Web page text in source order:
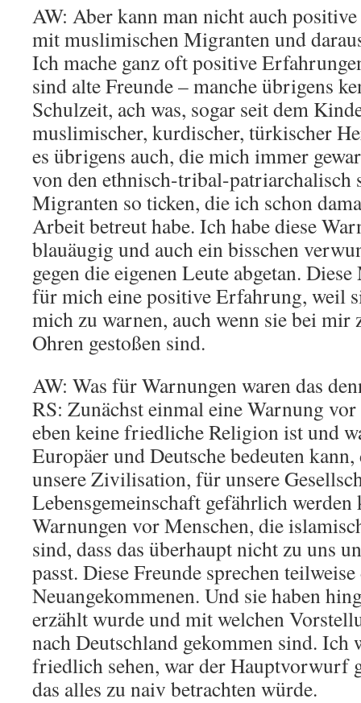
AW: Aber kann man nicht auch
mit muslimischen Migranten und
Ich mache ganz oft positive
sind alte Freunde – manche übrigens
Schulzeit, ach was, sogar seit dem
muslimischer, kurdischer, türkischer
es übrigens auch, die mich immer
von den ethnisch-tribal-patriarchalisch
Migranten so ticken, die ich schon
Arbeit betreut habe. Ich habe diese
blauäugig und auch ein bisschen
gegen die eigenen Leute abgetan.
für mich eine positive Erfahrung, weil
mich zu warnen, auch wenn sie bei mir
Ohren gestoßen sind.
AW: Was für Warnungen waren das
RS: Zunächst einmal eine Warnung vor
eben keine friedliche Religion ist und
Europäer und Deutsche bedeuten
unsere Zivilisation, für unsere
Lebensgemeinschaft gefährlich
Warnungen vor Menschen, die
sind, dass das überhaupt nicht zu uns
passt. Diese Freunde sprechen
Neuangekommenen. Und sie haben
erzählt wurde und mit welchen
nach Deutschland gekommen sind. Ich
friedlich sehen, war der Hauptvorwurf
das alles zu naiv betrachten würde.